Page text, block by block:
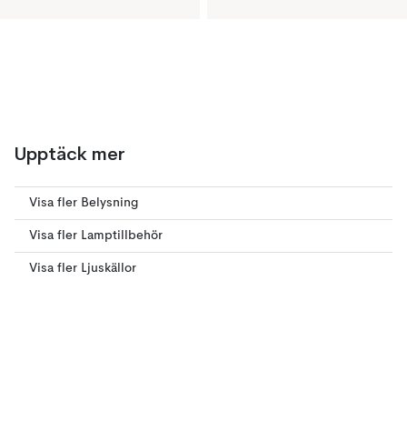
Upptäck mer
Visa fler Belysning
Visa fler Lamptillbehör
Visa fler Ljuskällor